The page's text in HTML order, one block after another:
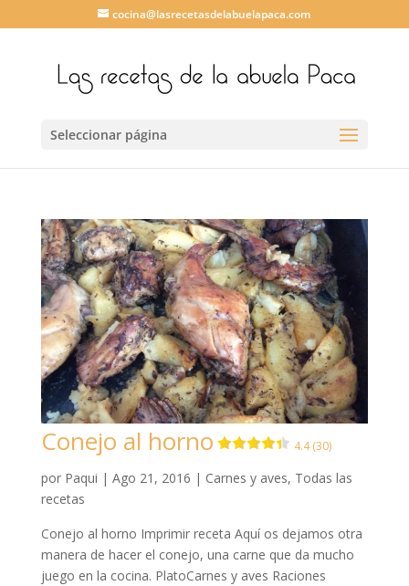
cocina@lasrecetasdelabuelapaca.com
Seleccionar página
Conejo al horno 4.4 (30)
por Paqui | Ago 21, 2016 | Carnes y aves, Todas las
recetas
Conejo al horno Imprimir receta Aquí os dejamos otra
manera de hacer el conejo, una carne que da mucho
juego en la cocina. PlatoCarnes y aves Raciones